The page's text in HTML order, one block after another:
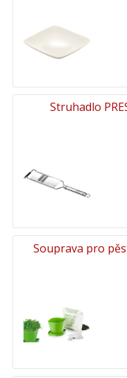
Struhadlo
Souprava pro